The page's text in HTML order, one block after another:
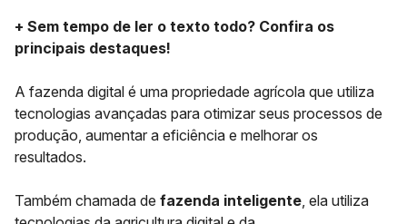
+ Sem tempo de ler o texto todo? Confira os
principais destaques!
A fazenda digital é uma propriedade agrícola que utiliza
tecnologias avançadas para otimizar seus processos de
produção, aumentar a eficiência e melhorar os
resultados.
Também chamada de fazenda inteligente , ela utiliza